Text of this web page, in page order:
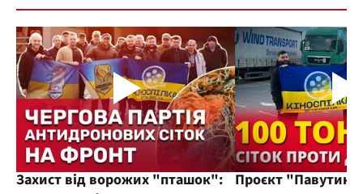
Захист від ворожих "пташок":
Проєкт